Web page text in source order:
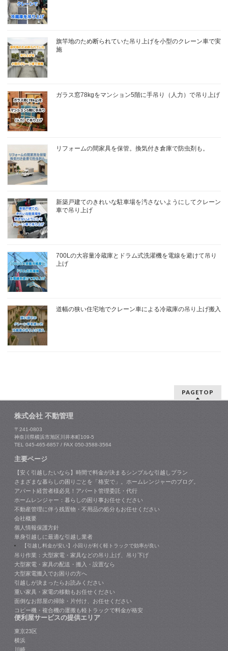
旗竿地のため断られていた吊り上げを小型のクレーン車で実
施
ガラス窓78kgをマンション5階に手吊り（人力）で吊り上げ
リフォームの間家具を保管。換気付き倉庫で防虫剤も。
新築戸建てのきれいな駐車場を汚さないようにしてクレーン
車で吊り上げ
700Lの大容量冷蔵庫とドラム式洗濯機を電線を避けて吊り
上げ
道幅の狭い住宅地でクレーン車による冷蔵庫の吊り上げ搬入
PAGETOP
株式会社 不動管理
〒241-0803
神奈川県横浜市旭区川井本町109-5
TEL 045-465-6857 / FAX 050-3588-3564
主要ページ
【安く引越したいなら】時間で料金が決まるシンプルな引越しプラン
さまざまな暮らしの困りごとを「格安で」。ホームレンジャーのブログ。
アパート経営者様必見！アパート管理委託・代行
ホームレンジャー：暮らしの困り事お任せください
不動産管理に伴う残置物・不用品の処分もお任せください
会社概要
個人情報保護方針
単身引越しに最適な引越し業者
【引越し料金が安い】小回りが利く軽トラックで効率が良い
吊り作業：大型家電・家具などの吊り上げ、吊り下げ
大型家電・家具の配送・搬入・設置なら
大型家電搬入でお困りの方へ
引越しが決まったらお読みください
重い家具・家電の移動もお任せください
面倒なお部屋の掃除・片付け、お任せください
コピー機・複合機の運搬も軽トラックで料金が格安
便利屋サービスの提供エリア
東京23区
横浜
川崎